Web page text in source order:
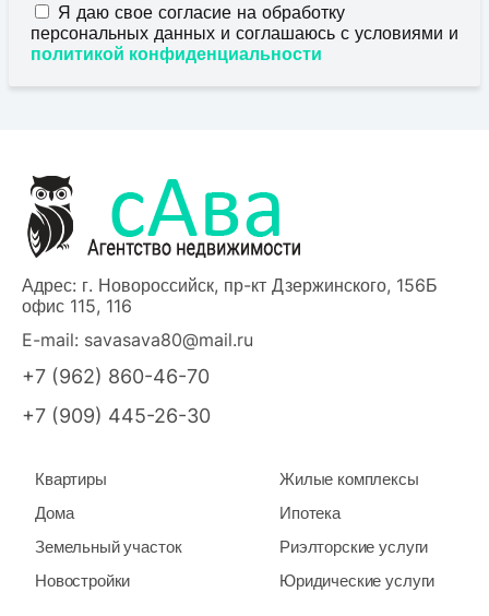
Я даю свое согласие на обработку
персональных данных и соглашаюсь с условиями и
политикой конфиденциальности
Адрес: г. Новороссийск, пр-кт Дзержинского, 156Б
офис 115, 116
E-mail: savasava80@mail.ru
+7 (962) 860-46-70
+7 (909) 445-26-30
Квартиры
Дома
Земельный участок
Новостройки
Жилые комплексы
Ипотека
Риэлторские услуги
Юридические услуги